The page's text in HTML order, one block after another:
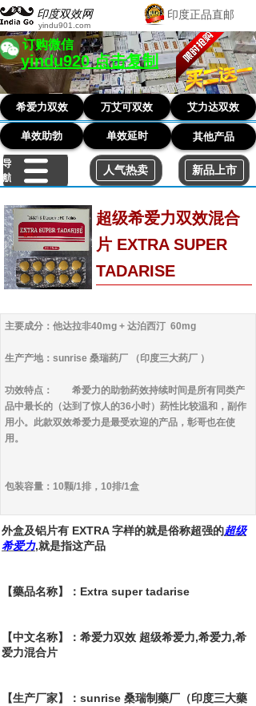
印度双效网 印度正品直邮
yindu901.com
yindu920 点击复制
订购微信
艾力达双效
希爱力双效 万艾可双效
单效助勃 单效延时 其他产品
人气热卖 新品上市
导
航
超级希爱力双效混合
片 EXTRA SUPER
TADARISE
主要成分： 他达拉非40mg + 达泊西汀 60mg
生产产地： sunrise 桑瑞药厂 （印度三大药厂 ）
功效特点： 希爱力的助勃药效持续时间是所有同类产
品中最长的（达到了惊人的36小时）药性比较温和，副作
用小。此款双效希爱力是最受欢迎的产品，彰哥也在使
用。
包装容量： 10颗/1排，10排/1盒
外盒及铝片有 EXTRA 字样的就是俗称超强的超级
希爱力,就是指这产品
【藥品名称】：Extra super tadarise
【中文名称】： 希爱力双效 超级希爱力,希爱力,希
爱力混合片
【生产厂家】：sunrise 桑瑞制藥厂（印度三大藥